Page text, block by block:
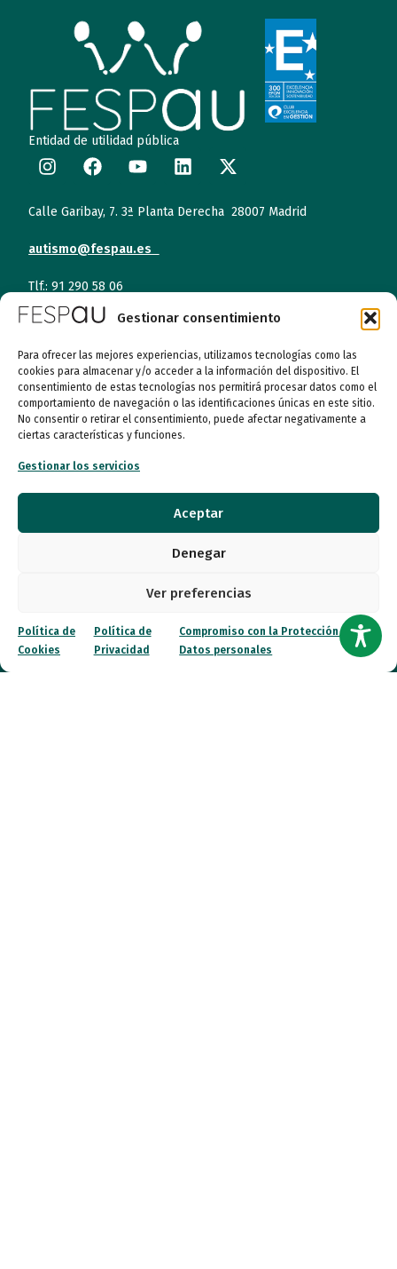
Gestionar consentimiento
Para ofrecer las mejores experiencias, utilizamos tecnologías como las
cookies para almacenar y/o acceder a la información del dispositivo. El
consentimiento de estas tecnologías nos permitirá procesar datos como el
comportamiento de navegación o las identificaciones únicas en este sitio.
No consentir o retirar el consentimiento, puede afectar negativamente a
ciertas características y funciones.
Gestionar los servicios
Aceptar
Denegar
Ver preferencias
Política de
Cookies
Política de
Privacidad
Compromiso con la Protección de
Datos personales
Entidad de utilidad pública
Calle Garibay, 7. 3ª Planta Derecha 28007 Madrid
autismo@fespau.es
Tlf.: 91 290 58 06
Lunes a miércoles
09:00 a 16:00
Jueves (online)
Viernes (online)
Autismo